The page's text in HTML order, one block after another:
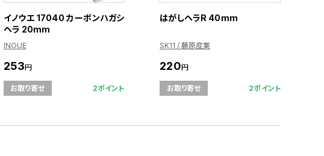
イノウエ 17040 カーボンハガシ
ヘラ 20mm
INOUE
253円
お取り寄せ 2ポイント
はがしヘラR 40mm
SK11 / 藤原産業
220円
お取り寄せ 2ポイント